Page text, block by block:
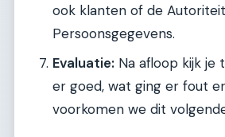
ook klanten of de Autoriteit
Persoonsgegevens.
Evaluatie: Na afloop kijk je
er goed, wat ging er fout
voorkomen we dit